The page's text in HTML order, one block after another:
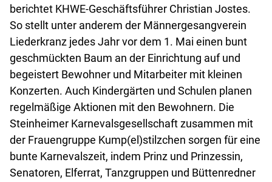
berichtet KHWE-Geschäftsführer Christian Jostes.
So stellt unter anderem der Männergesangverein
Liederkranz jedes Jahr vor dem 1. Mai einen bunt
geschmückten Baum an der Einrichtung auf und
begeistert Bewohner und Mitarbeiter mit kleinen
Konzerten. Auch Kindergärten und Schulen planen
regelmäßige Aktionen mit den Bewohnern. Die
Steinheimer Karnevalsgesellschaft zusammen mit
der Frauengruppe Kump(el)stilzchen sorgen für eine
bunte Karnevalszeit, indem Prinz und Prinzessin,
Senatoren, Elferrat, Tanzgruppen und Büttenredner